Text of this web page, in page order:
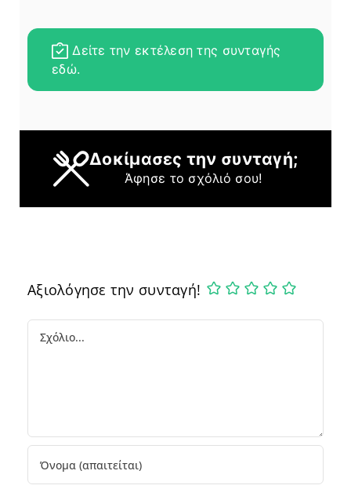
Δείτε την εκτέλεση της συνταγής
εδώ.
Δοκίμασες την συνταγή;
Άφησε το σχόλιό σου!
Αξιολόγησε την συνταγή!
Comment